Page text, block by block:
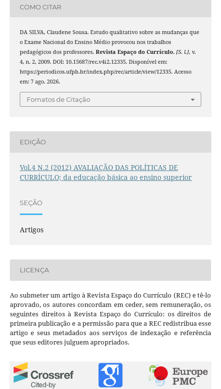
COMO CITAR
DA SILVA, Claudene Sousa. Estudo qualitativo sobre as mudanças que
o Exame Nacional do Ensino Médio provocou nos trabalhos
pedagógicos dos professores. Revista Espaço do Currículo, [S. l.], v.
4, n. 2, 2009. DOI: 10.15687/rec.v4i2.12335. Disponível em:
https://periodicos.ufpb.br/index.php/rec/article/view/12335. Acesso
em: 7 ago. 2026.
Fomatos de Citação
EDIÇÃO
Vol.4 N.2 (2012) AVALIAÇÃO DAS POLÍTICAS DE
CURRÍCULO; da educação básica ao ensino superior
SEÇÃO
Artigos
LICENÇA
Ao submeter um artigo à Revista Espaço do Currículo (REC) e tê-lo
aprovado, os autores concordam em ceder, sem remuneração, os
seguintes direitos à Revista Espaço do Currículo: os direitos de
primeira publicação e a permissão para que a REC redistribua esse
artigo e seus metadados aos serviços de indexação e referência
que seus editores julguem apropriados.